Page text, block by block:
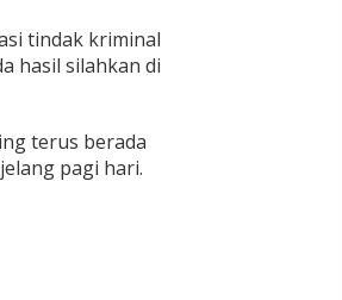
tindak kriminal
hasil silahkan di
terus berada
pagi hari.